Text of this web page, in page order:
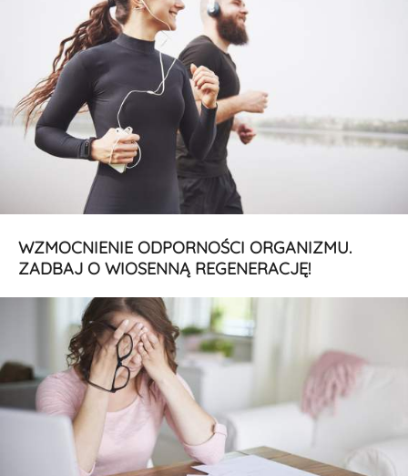
WZMOCNIENIE ODPORNOŚCI ORGANIZMU.
ZADBAJ O WIOSENNĄ REGENERACJĘ!